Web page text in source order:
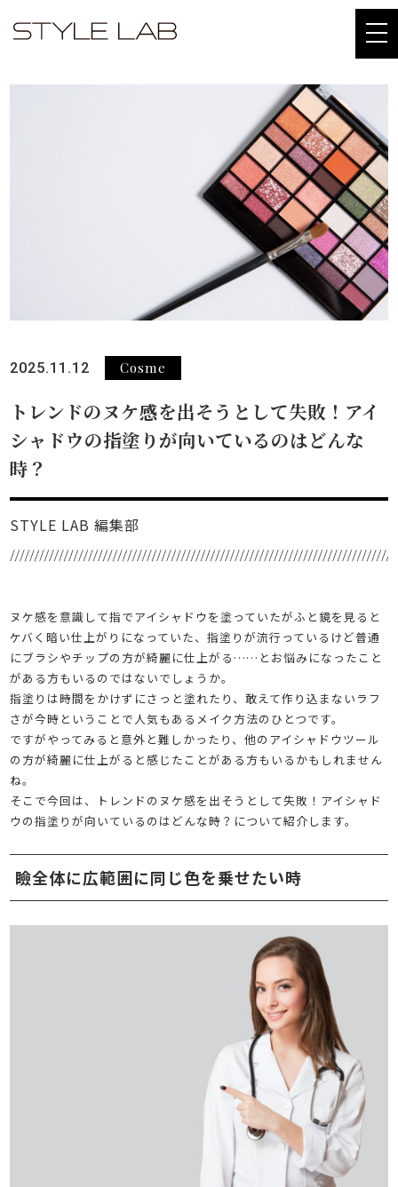
2025.11.12 Cosme
トレンドのヌケ感を出そうとして失敗！アイ
シャドウの指塗りが向いているのはどんな
時？
STYLE LAB 編集部
ヌケ感を意識して指でアイシャドウを塗っていたがふと鏡を見ると
ケバく暗い仕上がりになっていた、指塗りが流行っているけど普通
にブラシやチップの方が綺麗に仕上がる……とお悩みになったこと
がある方もいるのではないでしょうか。
指塗りは時間をかけずにさっと塗れたり、敢えて作り込まないラフ
さが今時ということで人気もあるメイク方法のひとつです。
ですがやってみると意外と難しかったり、他のアイシャドウツール
の方が綺麗に仕上がると感じたことがある方もいるかもしれません
ね。
そこで今回は、トレンドのヌケ感を出そうとして失敗！アイシャド
ウの指塗りが向いているのはどんな時？について紹介します。
瞼全体に広範囲に同じ色を乗せたい時